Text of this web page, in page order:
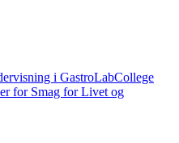
i GastroLabCollege
for Smag for Livet og